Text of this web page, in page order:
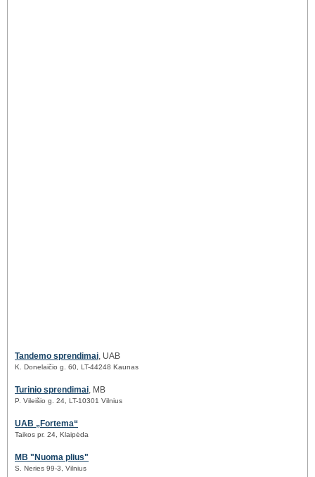
Tandemo sprendimai, UAB
K. Donelaičio g. 60, LT-44248 Kaunas
Turinio sprendimai, MB
P. Vileišio g. 24, LT-10301 Vilnius
UAB „Fortema“
Taikos pr. 24, Klaipėda
MB "Nuoma plius"
S. Neries 99-3, Vilnius